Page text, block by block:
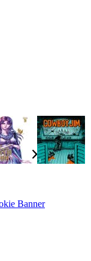
Banner